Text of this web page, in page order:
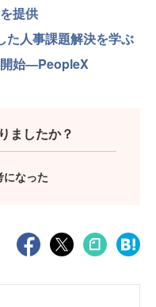
提供
た人事課題解決を学ぶ
開始—PeopleX
ましたか？
になった